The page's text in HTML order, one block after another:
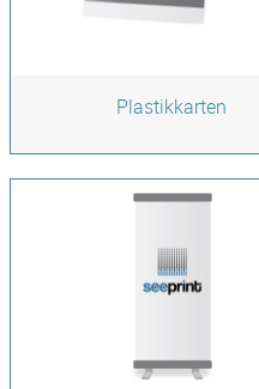
Plastikkarten